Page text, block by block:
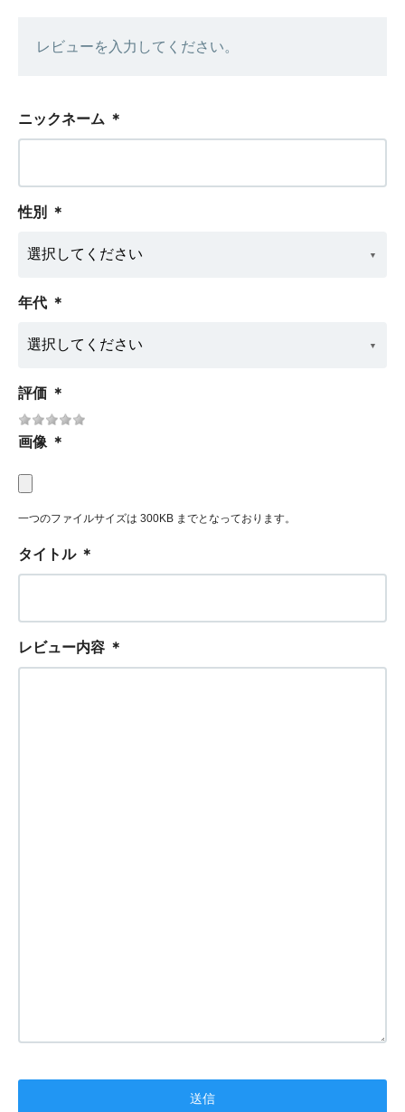
レビューを入力してください。
ニックネーム ＊
性別 ＊
年代 ＊
評価 ＊
画像 ＊
一つのファイルサイズは 300KB までとなっております。
タイトル ＊
レビュー内容 ＊